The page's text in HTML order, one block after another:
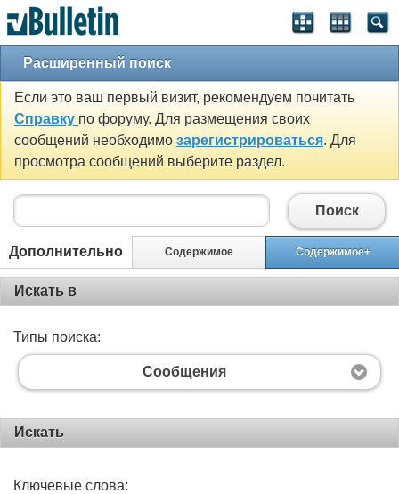
Расширенный поиск
Если это ваш первый визит, рекомендуем почитать
Справку по форуму. Для размещения своих
сообщений необходимо зарегистрироваться. Для
просмотра сообщений выберите раздел.
Поиск
Дополнительно Содержимое Содержимое+
Искать в
Типы поиска:
Сообщения
Искать
Ключевые слова: